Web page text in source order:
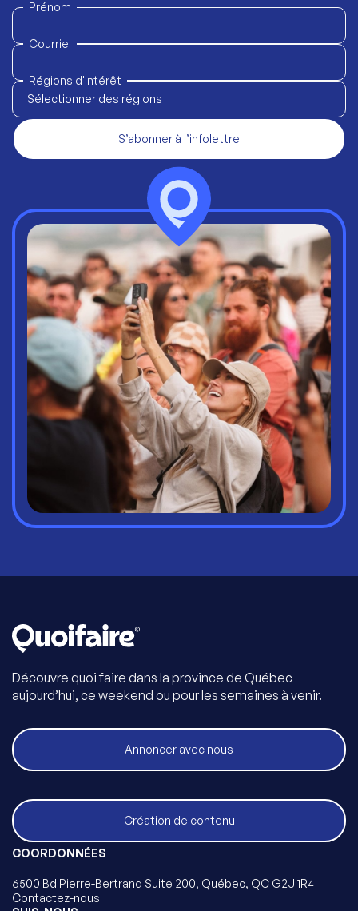
Prénom
Courriel
Régions d'intérêt
Sélectionner des régions
S’abonner à l’infolettre
Découvre quoi faire dans la province de Québec
aujourd’hui, ce weekend ou pour les semaines à venir.
Annoncer avec nous
Création de contenu
COORDONNÉES
6500 Bd Pierre-Bertrand Suite 200, Québec, QC G2J 1R4
Contactez-nous